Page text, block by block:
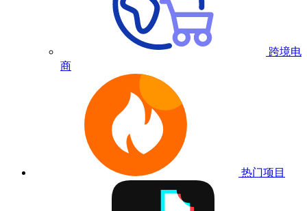
跨境电
商
热门项目